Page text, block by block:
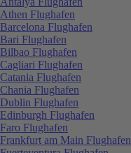
Athen Flughafen
Barcelona Flughafen
Bari Flughafen
Bilbao Flughafen
Cagliari Flughafen
Catania Flughafen
Chania Flughafen
Dublin Flughafen
Edinburgh Flughafen
Faro Flughafen
Frankfurt am Main Flughafen